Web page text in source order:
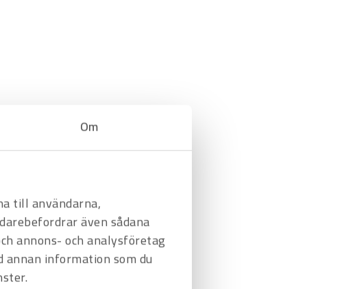
Om
till användarna,
även sådana
annons- och analysföretag
information som du